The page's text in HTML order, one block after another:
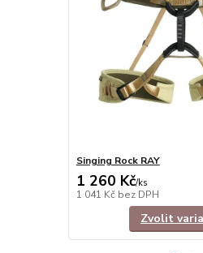
Singing Rock RAY
1 260 Kč/ks
1 041 Kč bez DPH
Zvolit